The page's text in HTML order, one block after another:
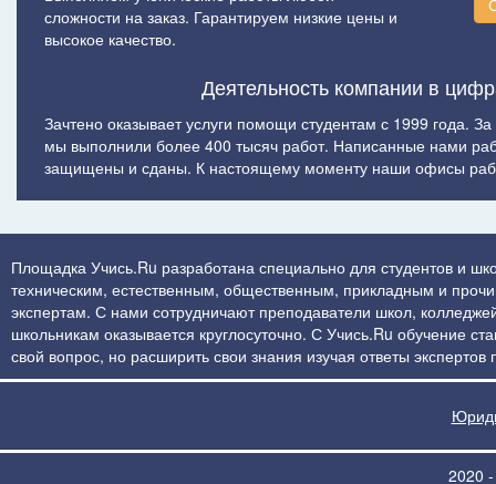
сложности на заказ. Гарантируем низкие цены и
высокое качество.
Деятельность компании в
Зачтено оказывает услуги помощи студентам с 1999 года.
мы выполнили более 400 тысяч работ. Написанные нами
защищены и сданы. К настоящему моменту наши офисы
Площадка Учись.Ru разработана специально для студентов и
техническим, естественным, общественным, прикладным и
экспертам. С нами сотрудничают преподаватели школ,
школьникам оказывается круглосуточно. С Учись.Ru обучение
свой вопрос, но расширить свои знания изучая ответы
2020